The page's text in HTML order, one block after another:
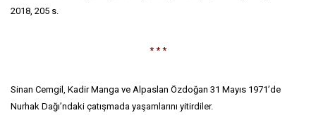
2018, 205 s.
* * *
Sinan Cemgil, Kadir Manga ve Alpaslan Özdoğan 31 Mayıs 1971’de
Nurhak Dağı’ndaki çatışmada yaşamlarını yitirdiler.